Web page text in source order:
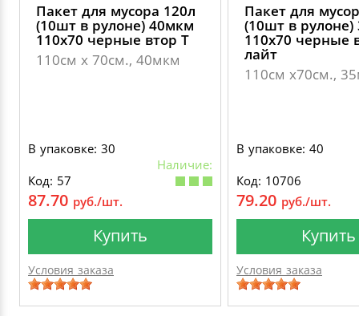
Пакет для мусора 120л
(10шт в рулоне) 40мкм
110х70 черные втор Т
110см х 70см., 40мкм
В упаковке: 30
Наличие:
Код: 57
87.70 руб./шт.
Купить
Условия заказа
Пакет для
(10шт в
110х70 черные
лайт
110см х70см.,
В упаковке: 40
Код: 10706
79.20 руб./шт.
Купить
Условия заказа